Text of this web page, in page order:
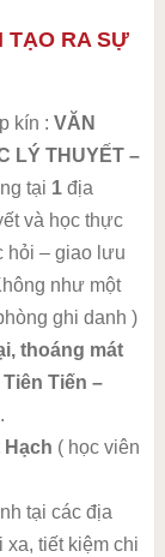
TẠO RA SỰ
kín : VĂN
LÝ THUYẾT –
tại 1địa
và học thực
hỏi – giao lưu
như một
ghi danh )
thoáng mát
Tiên Tiến –
Hạch ( học viên
tại các địa
xa, tiết kiệm chi